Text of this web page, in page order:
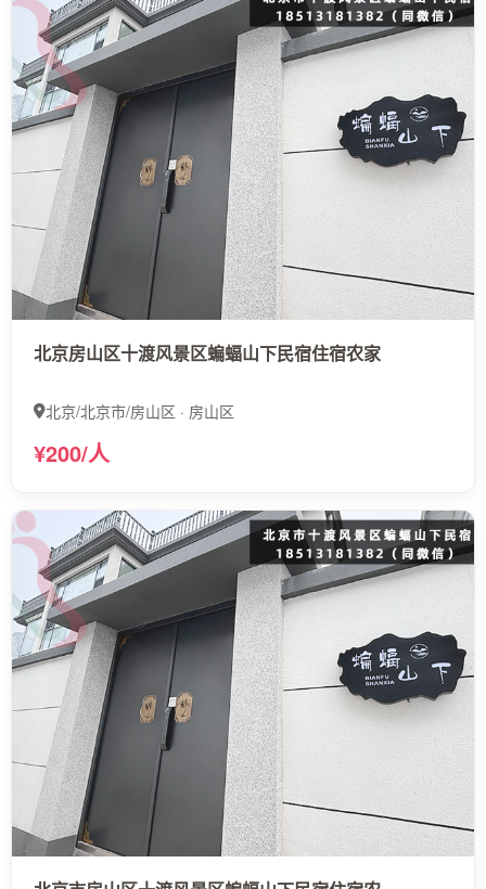
北京房山区十渡风景区蝙蝠山下民宿住宿农家
北京/北京市/房山区 · 房山区
¥200/人